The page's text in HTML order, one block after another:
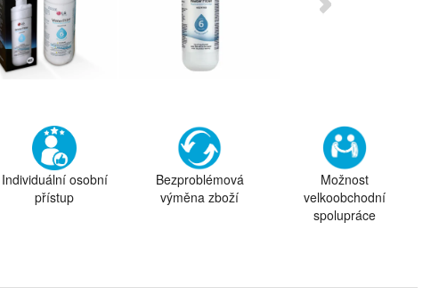
Individuální osobní
přístup
Bezproblémová
výměna zboží
Možnost
velkoobchodní
spolupráce